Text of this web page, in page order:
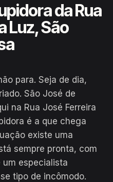
da Rua
Luz, São
para. Seja de dia,
São José de
na Rua José Ferreira
é a que chega
existe uma
sempre pronta, com
especialista
tipo de incômodo.
da Luz,